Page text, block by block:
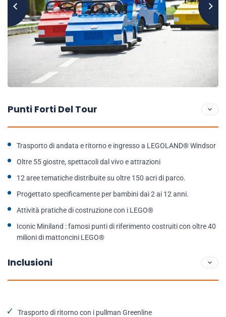
Punti Forti Del Tour
Trasporto di andata e ritorno e ingresso a LEGOLAND® Windsor
Oltre 55 giostre, spettacoli dal vivo e attrazioni
12 aree tematiche distribuite su oltre 150 acri di parco.
Progettato specificamente per bambini dai 2 ai 12 anni.
Attività pratiche di costruzione con i LEGO®
Iconic Miniland : famosi punti di riferimento costruiti con oltre 40
milioni di mattoncini LEGO®
Inclusioni
Trasporto di ritorno con i pullman Greenline